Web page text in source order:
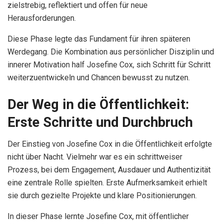
zielstrebig, reflektiert und offen für neue
Herausforderungen.
Diese Phase legte das Fundament für ihren späteren
Werdegang. Die Kombination aus persönlicher Disziplin und
innerer Motivation half Josefine Cox, sich Schritt für Schritt
weiterzuentwickeln und Chancen bewusst zu nutzen.
Der Weg in die Öffentlichkeit:
Erste Schritte und Durchbruch
Der Einstieg von Josefine Cox in die Öffentlichkeit erfolgte
nicht über Nacht. Vielmehr war es ein schrittweiser
Prozess, bei dem Engagement, Ausdauer und Authentizität
eine zentrale Rolle spielten. Erste Aufmerksamkeit erhielt
sie durch gezielte Projekte und klare Positionierungen.
In dieser Phase lernte Josefine Cox, mit öffentlicher